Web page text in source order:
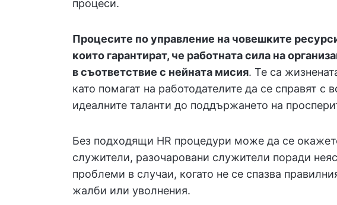
процеси.
Процесите по управление на човешките
които гарантират, че работната сила на
в съответствие с нейната мисия. Те са
като помагат на работодателите да се справят с
идеалните таланти до поддържането на
Без подходящи HR процедури може да се
служители, разочаровани служители поради
проблеми в случаи, когато не се спазва
жалби или уволнения.